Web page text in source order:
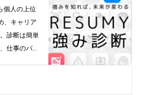
アップ
個人の上位
、キャリア
診断は簡単
仕事のパフ